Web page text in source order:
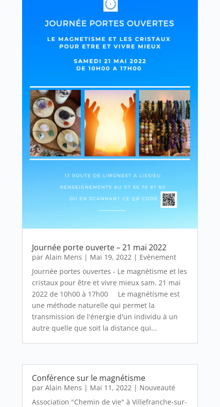
Journée porte ouverte – 21 mai 2022
par Alain Mens | Mai 19, 2022| Evènement
Journée portes ouvertes - Le magnétisme et les
cristaux pour être et vivre mieux sam. 21 mai
2022 de 10h00 à 17h00 Le magnétisme est
une méthode naturelle qui permet la
transmission de l'énergie d'un individu à un
autre quelle que soit la distance qui...
Conférence sur le magnétisme
par Alain Mens | Mai 11, 2022 | Nouveauté
Association "Chemin de vie" à Villefranche-sur-